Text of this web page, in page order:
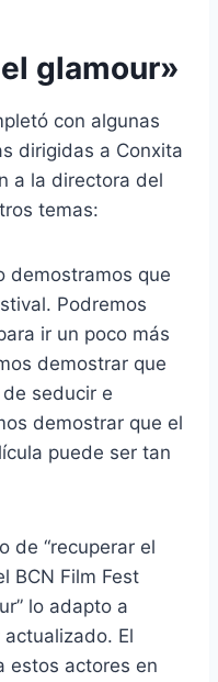
glamour»
con algunas
dirigidas a Conxita
a la directora del
temas:
demostramos que
Podremos
ir un poco más
demostrar que
seducir e
demostrar que el
puede ser tan
de “recuperar el
BCN Film Fest
lo adapto a
El
estos actores en